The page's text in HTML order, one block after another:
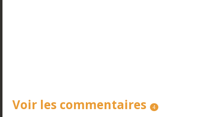
Voir les commentaires 4